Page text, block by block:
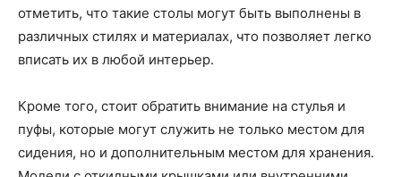
отметить, что такие столы могут быть выполнены в
различных стилях и материалах, что позволяет легко
вписать их в любой интерьер.
Кроме того, стоит обратить внимание на стулья и
пуфы, которые могут служить не только местом для
сидения, но и дополнительным местом для хранения.